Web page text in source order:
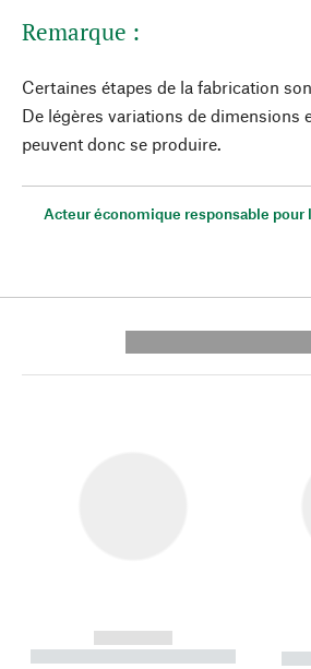
Remarque :
Certaines étapes de la fabrication
De légères variations de dimensions
peuvent donc se produire.
Acteur économique responsable pour
------------
----------- ----------- --------